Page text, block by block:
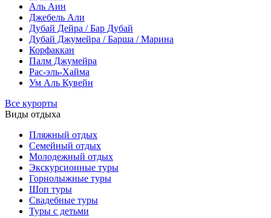
Аль Аин
Джебель Али
Дубай Дейра / Бар Дубай
Дубай Джумейра / Барша / Марина
Корфаккан
Палм Джумейра
Рас-эль-Хайма
Ум Аль Кувейн
Все курорты
Виды отдыха
Пляжный отдых
Семейный отдых
Молодежный отдых
Экскурсионные туры
Горнолыжные туры
Шоп туры
Свадебные туры
Туры с детьми